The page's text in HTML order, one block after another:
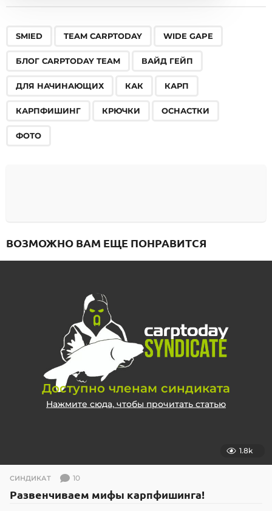
SMIED TEAM CARPTODAY WIDE GAPE
БЛОГ CARPTODAY TEAM ВАЙД ГЕЙП
ДЛЯ НАЧИНАЮЩИХ КАК КАРП
КАРПФИШИНГ КРЮЧКИ ОСНАСТКИ
ФОТО
ВОЗМОЖНО ВАМ ЕЩЕ ПОНРАВИТСЯ
1.8k
Доступно членам синдиката
Нажмите сюда, чтобы прочитать статью
СИНДИКАТ 10
Развенчиваем мифы карпфишинга!